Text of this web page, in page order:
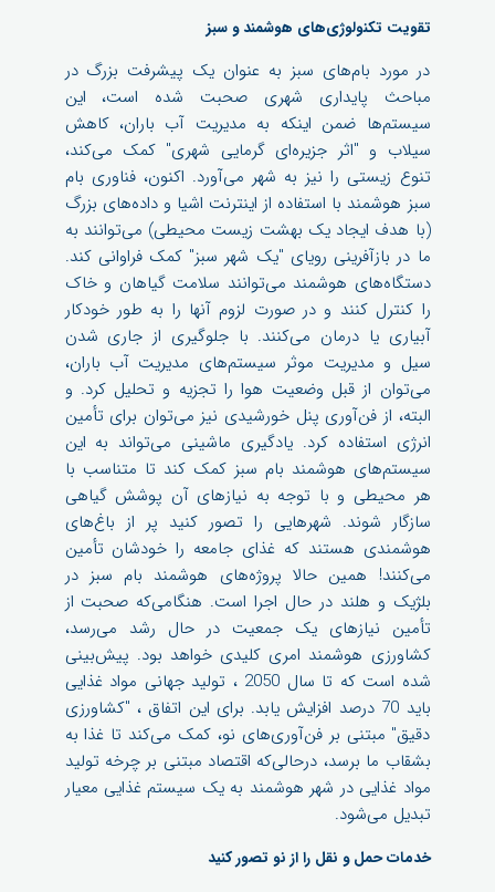
تقویت تکنولوژی‌های هوشمند و سبز
در مورد بام‌های سبز به عنوان یک پیشرفت بزرگ در
مباحث پایداری شهری صحبت شده است، این
سیستم‌ها ضمن اینکه به مدیریت آب باران، کاهش
سیلاب و "اثر جزیره‌ای گرمایی شهری" کمک می‌کند،
تنوع زیستی را نیز به شهر می‌آورد. اکنون، فناوری بام
سبز هوشمند با استفاده از اینترنت اشیا و داده‌های بزرگ
(با هدف ایجاد یک بهشت ​​زیست محیطی) می‌توانند به
ما در بازآفرینی رویای "یک شهر سبز" کمک فراوانی کند.
دستگاه‌های هوشمند می‌توانند سلامت گیاهان و خاک
را کنترل کنند و در صورت لزوم آنها را به طور خودکار
آبیاری یا درمان می‌کنند. با جلوگیری از جاری شدن
سیل و مدیریت موثر سیستم‌های مدیریت آب باران،
می‌توان از قبل وضعیت هوا را تجزیه و تحلیل کرد. و
البته، از فن‌آوری پنل خورشیدی نیز می‌توان برای تأمین
انرژی استفاده کرد. یادگیری ماشینی می‌تواند به این
سیستم‌های هوشمند بام سبز کمک کند تا متناسب با
هر محیطی و با توجه به نیازهای آن پوشش گیاهی
سازگار شوند. شهرهایی را تصور کنید پر از باغ‌های
هوشمندی هستند که غذای جامعه را خودشان تأمین
می‌کنند! همین حالا پروژه‌های هوشمند بام سبز در
بلژیک و هلند در حال اجرا است. هنگامی‌که صحبت از
تأمین نیازهای یک جمعیت در حال رشد می‌رسد،
کشاورزی هوشمند امری کلیدی خواهد بود. پیش‌بینی
شده است که تا سال 2050 ، تولید جهانی مواد غذایی
باید 70 درصد افزایش یابد. برای این اتفاق ، "کشاورزی
دقیق" مبتنی بر فن‌آوری‌های نو، کمک می‌کند تا غذا به
بشقاب ما برسد، درحالی‌که اقتصاد مبتنی بر چرخه تولید
مواد غذایی در شهر هوشمند به یک سیستم غذایی معیار
تبدیل می‌شود.
خدمات حمل و نقل را از نو تصور کنید